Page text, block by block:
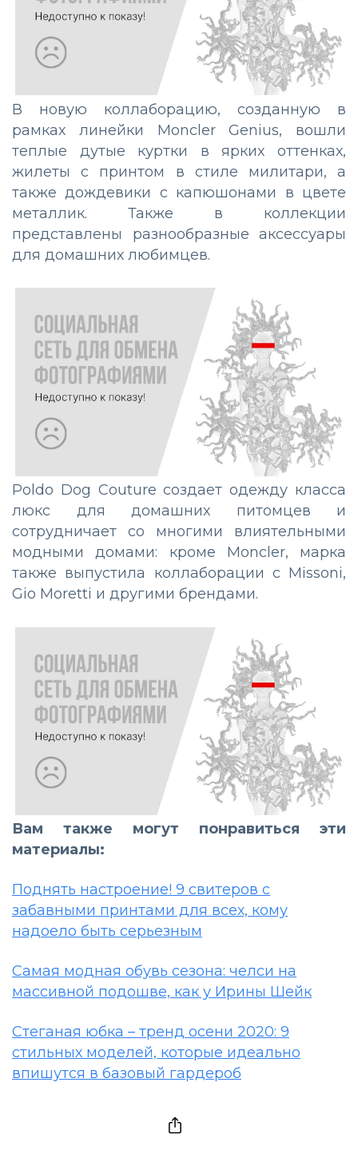
В новую коллаборацию, созданную в
рамках линейки Moncler Genius, вошли
теплые дутые куртки в ярких оттенках,
жилеты с принтом в стиле милитари, а
также дождевики с капюшонами в цвете
металлик. Также в коллекции
представлены разнообразные аксессуары
для домашних любимцев.
Poldo Dog Couture создает одежду класса
люкс для домашних питомцев и
сотрудничает со многими влиятельными
модными домами: кроме Moncler, марка
также выпустила коллаборации с Missoni,
Gio Moretti и другими брендами.
Вам также могут понравиться эти
материалы:
Поднять настроение! 9 свитеров с
забавными принтами для всех, кому
надоело быть серьезным
Самая модная обувь сезона: челси на
массивной подошве, как у Ирины Шейк
Стеганая юбка – тренд осени 2020: 9
стильных моделей, которые идеально
впишутся в базовый гардероб